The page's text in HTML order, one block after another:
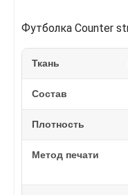
Футболка Counter
Ткань
Состав
Плотность
Метод печати